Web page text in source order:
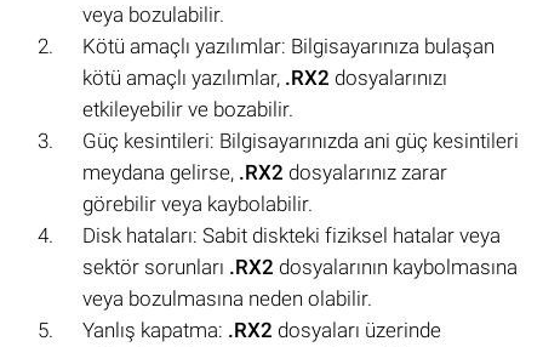
veya bozulabilir.
Kötü amaçlı yazılımlar: Bilgisayarınıza bulaşan
kötü amaçlı yazılımlar, .RX2 dosyalarınızı
etkileyebilir ve bozabilir.
Güç kesintileri: Bilgisayarınızda ani güç kesintileri
meydana gelirse, .RX2 dosyalarınız zarar
görebilir veya kaybolabilir.
Disk hataları: Sabit diskteki fiziksel hatalar veya
sektör sorunları .RX2 dosyalarının kaybolmasına
veya bozulmasına neden olabilir.
Yanlış kapatma: .RX2 dosyaları üzerinde